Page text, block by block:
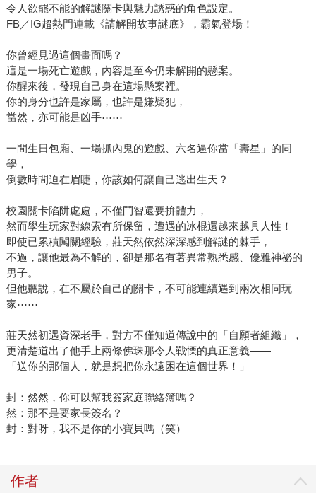
令人欲罷不能的解謎關卡與魅力誘惑的角色設定。
FB／IG超熱門連載《請解開故事謎底》，霸氣登場！
你曾經見過這個畫面嗎？
這是一場死亡遊戲，內容是至今仍未解開的懸案。
你醒來後，發現自己身在這場懸案裡。
你的身分也許是家屬，也許是嫌疑犯，
當然，亦可能是凶手⋯⋯
一間生日包廂、一場抓內鬼的遊戲、六名逼你當「壽星」的同
學，
倒數時間迫在眉睫，你該如何讓自己逃出生天？
校園關卡陷阱處處，不僅鬥智還要拚體力，
然而學生玩家對線索有所保留，遭遇的冰棍還越來越具人性！
即使已累積闖關經驗，莊天然依然深深感到解謎的棘手，
不過，讓他最為不解的，卻是那名有著異常熟悉感、優雅神祕的
男子。
但他聽說，在不屬於自己的關卡，不可能連續遇到兩次相同玩
家⋯⋯
莊天然初遇資深老手，對方不僅知道傳說中的「自願者組織」，
更清楚道出了他手上兩條佛珠那令人戰慄的真正意義——
「送你的那個人，就是想把你永遠困在這個世界！」
封：然然，你可以幫我簽家庭聯絡簿嗎？
然：那不是要家長簽名？
封：對呀，我不是你的小寶貝嗎（笑）
作者